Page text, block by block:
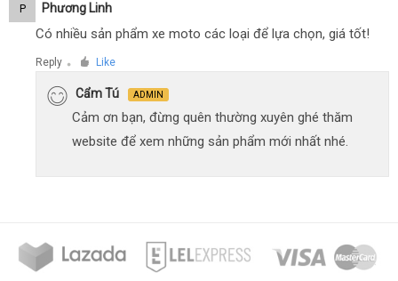
P Phương Linh
Có nhiều sản phẩm xe moto các loại để lựa chọn, giá tốt!
Reply ● Like
Cẩm Tú ADMIN
Cảm ơn bạn, đừng quên thường xuyên ghé thăm
website để xem những sản phẩm mới nhất nhé.